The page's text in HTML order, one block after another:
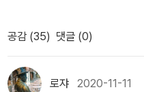
관련된 것이라고 확신’한다. ‘
겠다’고 말한다. 새롭게 태어난
선 곳을 즐겁게 찾아다닌다. 누
다는 게 얼마나 행복한 일인지
첫 번째 달걀을 던지게 될까.
나는 분량에서 벌써 반 이상 말
아를 외친 소설은 결국 평등의
죽고 60년이 지나 해협에 삐걱
혀, 삶이란 것이, 그 괴물처럼
도 불구하고 얼마나 소중한 것
176'에드나'는 점차 남편 퐁펠
공이 되어간다. 그리고 결국 로
에서 가장 인상깊게 읽은 작품
서 바로 구매했다. 평가도 좋은
도 다 좋다고 하던데, 지금 읽고
읽어야 겠다.8. 원데이 : 데이비
‘페미니즘 소설의 선구자’로
1850년생으로 19세기 후반을
의 장편소설을 남겼고, 이 가운
899)이 오늘날 그에 대한 재평
공감 (35) 댓글 (0)
로쟈 2020-11-11